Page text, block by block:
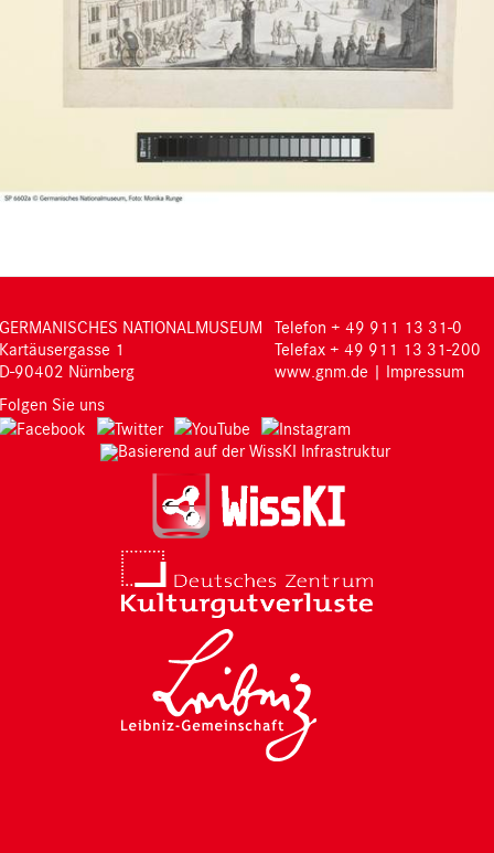
GERMANISCHES NATIONALMUSEUM
Kartäusergasse 1
D-90402 Nürnberg
Telefon + 49 911 13 31-0
Telefax + 49 911 13 31-200
www.gnm.de | Impressum
Folgen Sie uns
Basierend auf der WissKI Infrastruktur